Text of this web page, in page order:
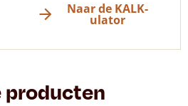
Naar de KALK-
ulator
producten